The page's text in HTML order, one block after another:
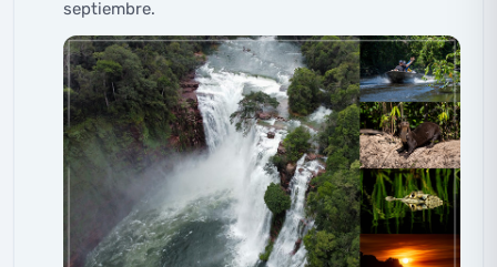
septiembre.